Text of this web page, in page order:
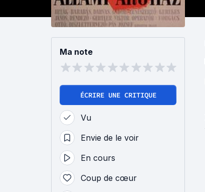
Ma note
ÉCRIRE UNE CRITIQUE
Vu
Envie de le voir
En cours
Coup de cœur